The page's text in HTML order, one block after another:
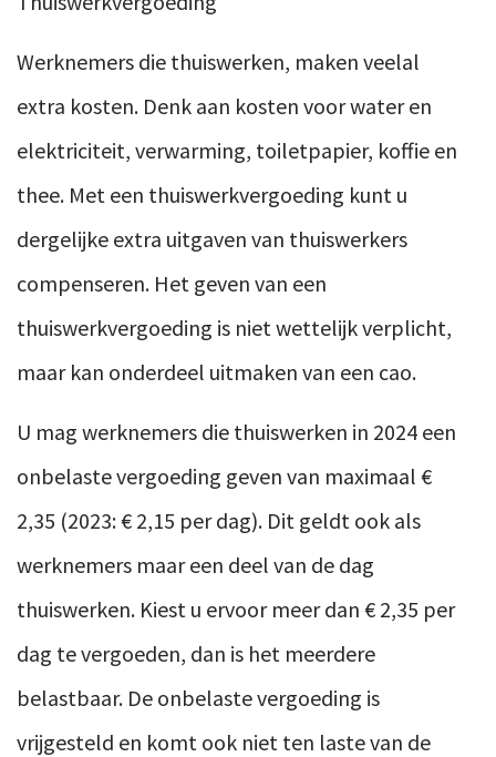
Werknemers die thuiswerken, maken veelal
extra kosten. Denk aan kosten voor water en
elektriciteit, verwarming, toiletpapier, koffie en
thee. Met een thuiswerkvergoeding kunt u
dergelijke extra uitgaven van thuiswerkers
compenseren. Het geven van een
thuiswerkvergoeding is niet wettelijk verplicht,
maar kan onderdeel uitmaken van een cao.
U mag werknemers die thuiswerken in 2024 een
onbelaste vergoeding geven van maximaal €
2,35 (2023: € 2,15 per dag). Dit geldt ook als
werknemers maar een deel van de dag
thuiswerken. Kiest u ervoor meer dan € 2,35 per
dag te vergoeden, dan is het meerdere
belastbaar. De onbelaste vergoeding is
vrijgesteld en komt ook niet ten laste van de